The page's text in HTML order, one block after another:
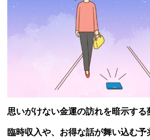
思いがけない金運の訪れを暗示する
臨時収入や、お得な話が舞い込む予